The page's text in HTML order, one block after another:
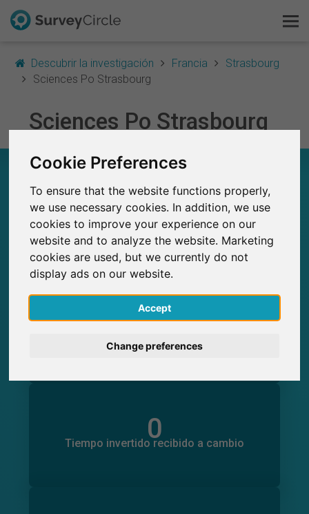
Cookie Preferences
To ensure that the website functions properly,
we use necessary cookies. In addition, we use
cookies to improve your experience on our
website and to analyze the website. Marketing
cookies are used, but we currently do not
display ads on our website.
Accept
Change preferences
Descubrir la investigación Francia
Strasbourg
Sciences Po Strasbourg
Sciences Po Strasbourg
SCIENCES PO STRASBOURG – EN RESUMEN
0
Número total de estudios publicados en
SurveyCircle
0
Estudios actuales en SurveyCircle
0
SurveyCircle
0
Participaciones generadas en SurveyCircle
0
Tiempo invertido recibido a cambio
0
Tiempo invertido en otros estudios
Explorar la investigación
FAQ
Regístrate gratis
Iniciar sesión
English
Deutsch
Italiano